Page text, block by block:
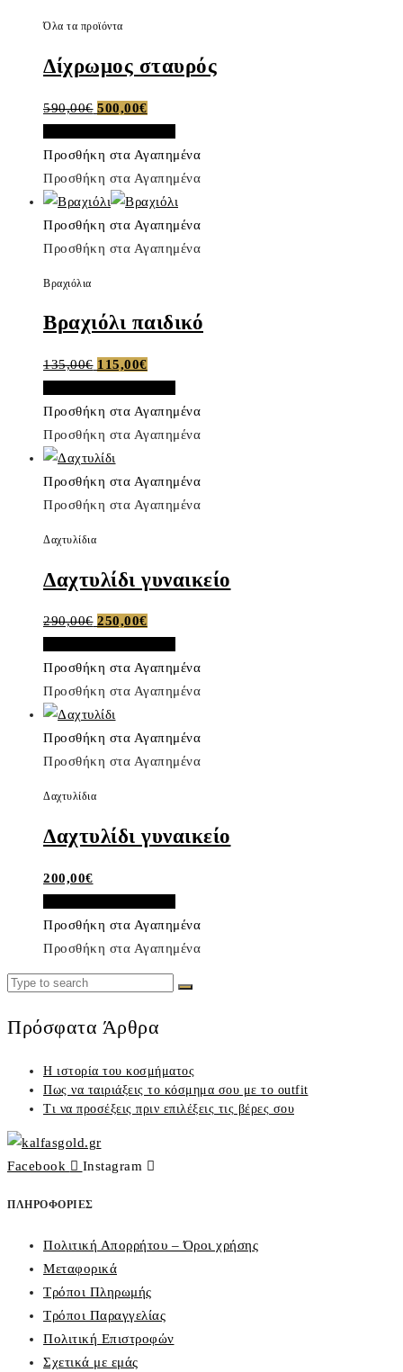
Όλα τα προϊόντα
Δίχρωμος σταυρός
590,00€ Original
price
590,00€.
500,00€Η
τρέχουσα
είναι:
500,00€.
Προσθήκη στα Αγαπημένα
Προσθήκη στα Αγαπημένα
Προσθήκη στα Αγαπημένα
Προσθήκη στα Αγαπημένα
Βραχιόλια
Βραχιόλι παιδικό
135,00€ Original
price
135,00€.
115,00€Η
τρέχουσα
είναι:
115,00€.
Προσθήκη στα Αγαπημένα
Προσθήκη στα Αγαπημένα
Προσθήκη στα Αγαπημένα
Προσθήκη στα Αγαπημένα
Δαχτυλίδια
Δαχτυλίδι γυναικείο
290,00€ Original
price
290,00€.
250,00€Η
τρέχουσα
είναι:
250,00€.
Προσθήκη στα Αγαπημένα
Προσθήκη στα Αγαπημένα
Προσθήκη στα Αγαπημένα
Προσθήκη στα Αγαπημένα
Δαχτυλίδια
Δαχτυλίδι γυναικείο
200,00€
Προσθήκη στα Αγαπημένα
Προσθήκη στα Αγαπημένα
Search
Search
Πρόσφατα Άρθρα
Η ιστορία του κοσμήματος
Πως να ταιριάξεις το κόσμημα σου με το outfit
Τι να προσέξεις πριν επιλέξεις τις βέρες σου
Facebook Instagram
ΠΛΗΡΟΦΟΡΙΕΣ
Πολιτική Απορρήτου – Όροι χρήσης
Μεταφορικά
Τρόποι Πληρωμής
Τρόποι Παραγγελίας
Πολιτική Επιστροφών
Σχετικά με εμάς